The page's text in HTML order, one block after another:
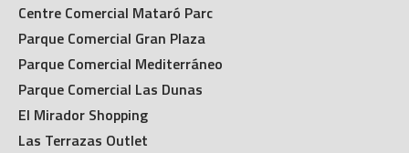
Centre Comercial Mataró Parc
Parque Comercial Gran Plaza
Parque Comercial Mediterráneo
Parque Comercial Las Dunas
El Mirador Shopping
Las Terrazas Outlet